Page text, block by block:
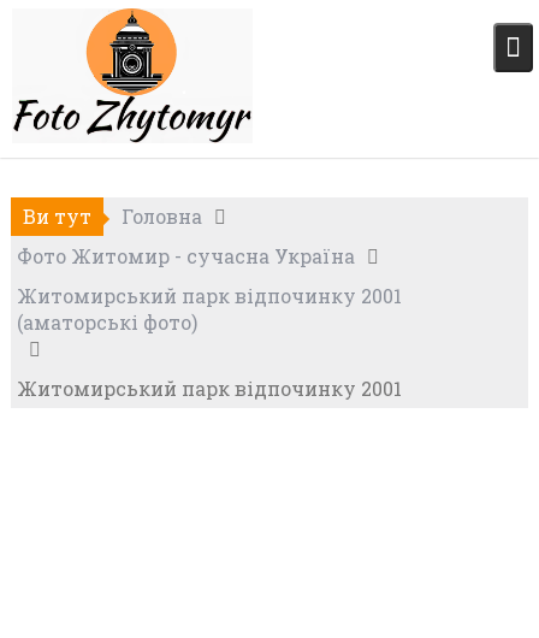
Ви тут
Головна
Фото Житомир - сучасна Україна
Житомирський парк відпочинку 2001
(аматорські фото)
Житомирський парк відпочинку 2001